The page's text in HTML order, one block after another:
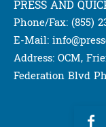
PRESS AND
Phone/Fax: (855)
E-Mail:
Address: OCM,
Federation Blvd